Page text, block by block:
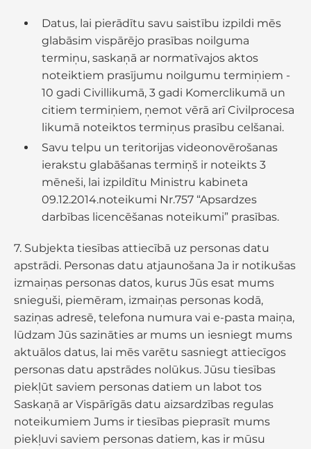
Datus, lai pierādītu savu saistību izpildi mēs
glabāsim vispārējo prasības noilguma
termiņu, saskaņā ar normatīvajos aktos
noteiktiem prasījumu noilgumu termiņiem -
10 gadi Civillikumā, 3 gadi Komerclikumā un
citiem termiņiem, ņemot vērā arī Civilprocesa
likumā noteiktos termiņus prasību celšanai.
Savu telpu un teritorijas videonovērošanas
ierakstu glabāšanas termiņš ir noteikts 3
mēneši, lai izpildītu Ministru kabineta
09.12.2014.noteikumi Nr.757 “Apsardzes
darbības licencēšanas noteikumi” prasības.
7. Subjekta tiesības attiecībā uz personas datu
apstrādi. Personas datu atjaunošana Ja ir notikušas
izmaiņas personas datos, kurus Jūs esat mums
snieguši, piemēram, izmaiņas personas kodā,
saziņas adresē, telefona numura vai e-pasta maiņa,
lūdzam Jūs sazināties ar mums un iesniegt mums
aktuālos datus, lai mēs varētu sasniegt attiecīgos
personas datu apstrādes nolūkus. Jūsu tiesības
piekļūt saviem personas datiem un labot tos
Saskaņā ar Vispārīgās datu aizsardzības regulas
noteikumiem Jums ir tiesības pieprasīt mums
piekļuvi saviem personas datiem, kas ir mūsu